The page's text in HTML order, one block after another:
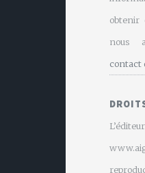
obtenir
nous
contact